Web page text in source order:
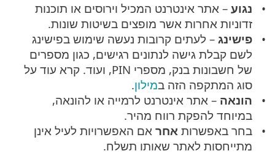
נגוע – אתר אינטרנט המכיל וירוסים או תוכנות
זדוניות אחרות אשר מופצים בשיטות שונות.
פישינג – לעתים קרובות נעשה שימוש בפישינג
לשם קבלת גישה לנתונים רגישים, כגון מספרים
של חשבונות בנק, מספרי PIN, ועוד. קרא עוד על
סוג המתקפה הזה במילון.
הונאה – אתר אינטרנט לרמייה או להונאה,
במיוחד להפקת רווח מהיר.
בחר באפשרותאחר אם האפשרויות לעיל אינן
מתייחסות לאתר שאותו תשלח.